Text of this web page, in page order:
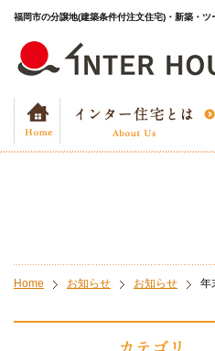
福岡市の分譲地(建築条件付注文住宅)・新築・
Home お知らせ お知らせ 年